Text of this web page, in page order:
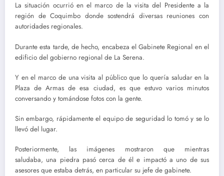
La situación ocurrió en el marco de la visita del Presidente a la
región de Coquimbo donde sostendrá diversas reuniones con
autoridades regionales.
Durante esta tarde, de hecho, encabeza el Gabinete Regional en el
edificio del gobierno regional de La Serena.
Y en el marco de una visita al público que lo quería saludar en la
Plaza de Armas de esa ciudad, es que estuvo varios minutos
conversando y tomándose fotos con la gente.
Sin embargo, rápidamente el equipo de seguridad lo tomó y se lo
llevó del lugar.
Posteriormente, las imágenes mostraron que mientras
saludaba, una piedra pasó cerca de él e impactó a uno de sus
asesores que estaba detrás, en particular su jefe de gabinete.